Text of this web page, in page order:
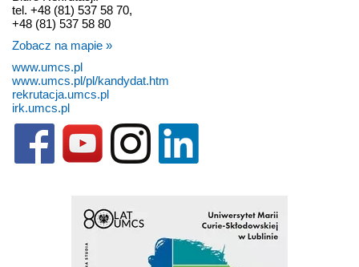
tel. +48 (81) 537 58 70,
+48 (81) 537 58 80
Zobacz na mapie »
www.umcs.pl
www.umcs.pl/pl/kandydat.htm
rekrutacja.umcs.pl
irk.umcs.pl